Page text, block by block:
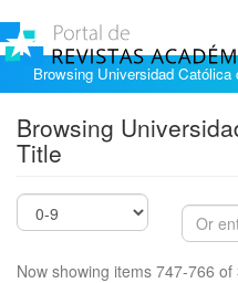
Browsing Universidad
Browsing
Title
Now showing items 747-766 of